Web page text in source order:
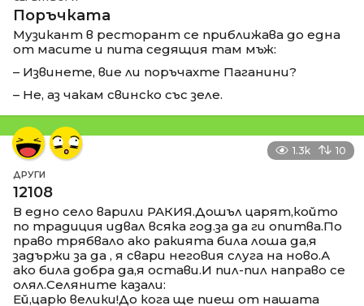
Поръчката
Музикант в ресторант се приближава до една
от масите и пита седящия там мъж:
– Извинете, вие ли поръчахте Паганини?
– Не, аз чакам свинско със зеле.
1.3k 10
ДРУГИ
12108
В едно село варили РАКИЯ.Дошъл царят,който
по традиция идвал всяка год.за да ги опитва.По
право трябвало ако ракията била лоша да,я
задържи за да , я свари неговия слуга на ново.А
ако била добра да,я остави.И пил-пил направо се
олял.Селяните казали:
Ей,царю велики!До кога ще пиеш от нашата